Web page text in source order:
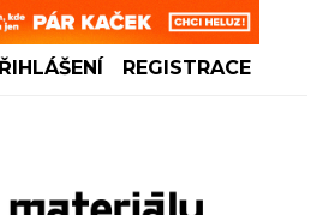
REGISTRACE